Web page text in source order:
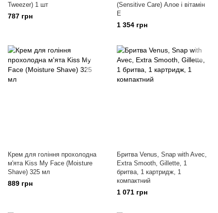
Tweezer) 1 шт
787 грн
(Sensitive Care) Алое і вітамін
E
1 354 грн
Крем для гоління прохолодна
м'ята Kiss My Face (Moisture
Shave) 325 мл
889 грн
Бритва Venus, Snap with Avec,
Extra Smooth, Gillette, 1
бритва, 1 картридж, 1
компактний
1 071 грн